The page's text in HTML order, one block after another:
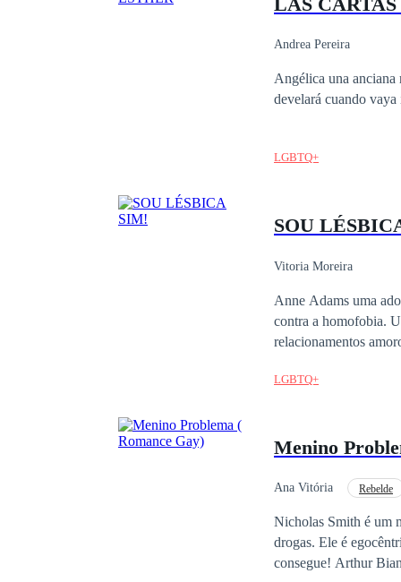
par que ellos deben
una encrucijada,
persigue un resultado en
Andrea Pereira
Angélica una anciana
develará cuando vaya
LGBTQ+
SOU
Vitoria Moreira
Anne Adams uma
contra a homofobia.
relacionamentos
os escândalos de
LGBTQ+
Menino
Ana Vitória Rebelde
Nicholas Smith é um
drogas. Ele é
consegue! Arthur Bianchi é filho de um empresário bem sucedido, ele vem de uma família muito rica. O filho